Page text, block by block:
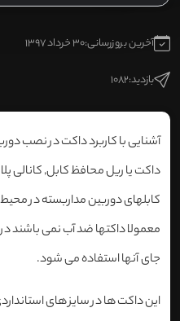
آخرین بروزرسانی:30 خرداد 1397
بازدید:1082
آشنایی با کاربرد داکت در نصب
داکت یا ریل محافظ کابل,
کابلهای دوربین مداربسته در
معمولا داکتها ضد آب نمی باشند
جای آنها استفاده می شود.
این داکت ها در سایز های